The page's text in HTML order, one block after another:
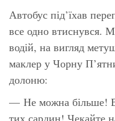
Автобус під’їхав
все одно втиснувся.
водій, на вигляд
маклер у Чорну
долоню:
— Не можна більше! В
тих сардин! Чекайте